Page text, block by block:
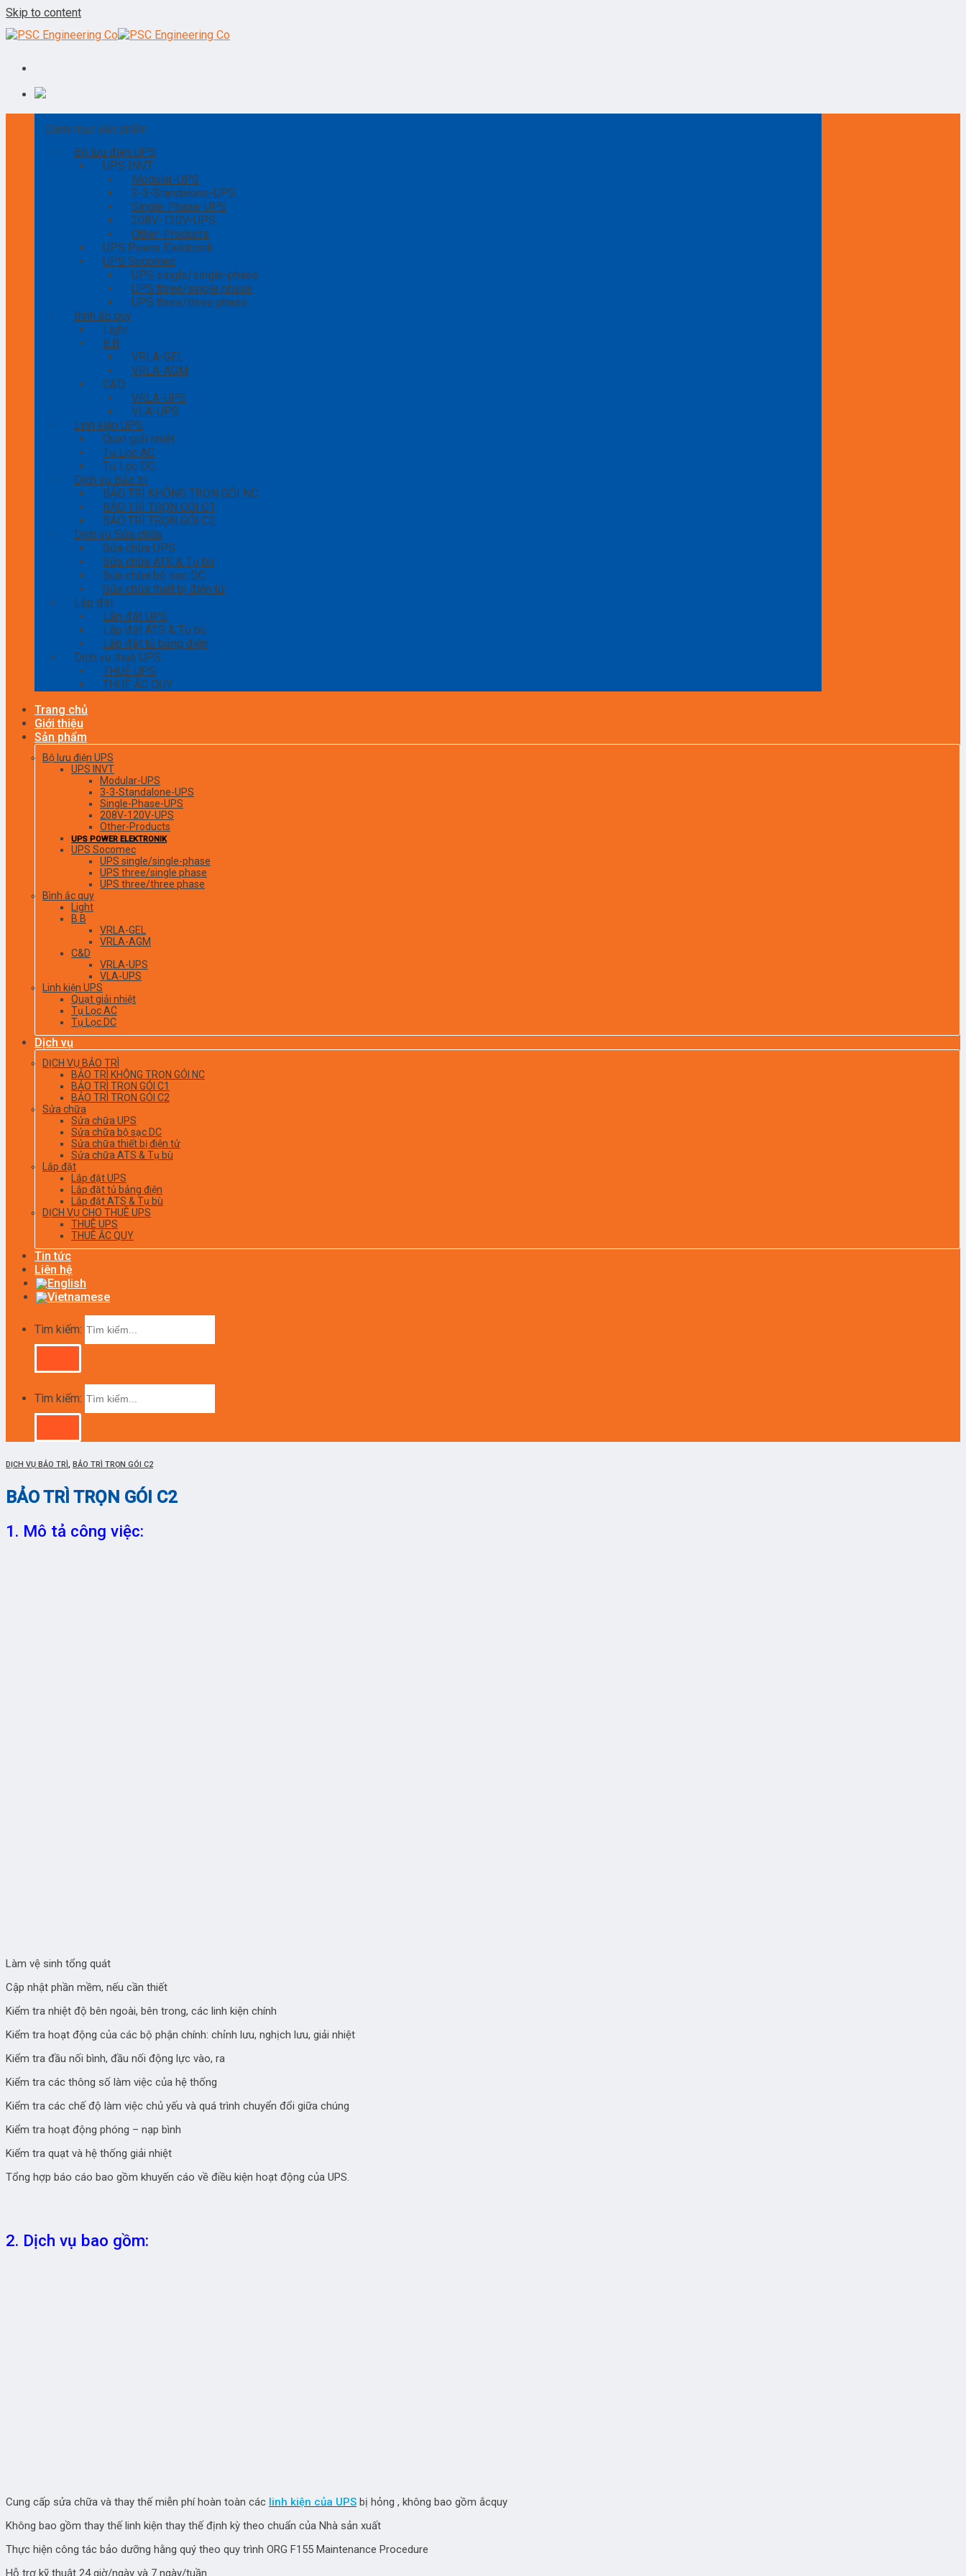
Skip to content
Danh mục sản phẩm
Bộ lưu điện UPS
UPS INVT
Modular-UPS
3-3-Standalone-UPS
Single-Phase-UPS
208V-120V-UPS
Other-Products
UPS Power Elektronik
UPS Socomec
UPS single/single-phase
UPS three/single phase
UPS three/three phase
Bình ắc quy
Light
B.B
VRLA-GEL
VRLA-AGM
C&D
VRLA-UPS
VLA-UPS
Linh kiện UPS
Quạt giải nhiệt
Tụ Lọc AC
Tụ Lọc DC
Dịch vụ Bảo trì
BẢO TRÌ KHÔNG TRỌN GÓI NC
BẢO TRÌ TRỌN GÓI C1
BẢO TRÌ TRỌN GÓI C2
Dịch vụ Sửa chữa
Sửa chữa UPS
Sửa chữa ATS & Tụ bù
Sửa chữa bộ sạc DC
Sửa chữa thiết bị điện tử
Lắp đặt
Lắp đặt UPS
Lắp đặt ATS & Tụ bù
Lắp đặt tủ bảng điện
Dịch vụ thuê UPS
THUÊ UPS
THUÊ ẮC QUY
Trang chủ
Giới thiệu
Sản phẩm
Bộ lưu điện UPS
UPS INVT
Modular-UPS
3-3-Standalone-UPS
Single-Phase-UPS
208V-120V-UPS
Other-Products
UPS POWER ELEKTRONIK
UPS Socomec
UPS single/single-phase
UPS three/single phase
UPS three/three phase
Bình ắc quy
Light
B.B
VRLA-GEL
VRLA-AGM
C&D
VRLA-UPS
VLA-UPS
Linh kiện UPS
Quạt giải nhiệt
Tụ Lọc AC
Tụ Lọc DC
Dịch vụ
DỊCH VỤ BẢO TRÌ
BẢO TRÌ KHÔNG TRỌN GÓI NC
BẢO TRÌ TRỌN GÓI C1
BẢO TRÌ TRỌN GÓI C2
Sửa chữa
Sửa chữa UPS
Sửa chữa bộ sạc DC
Sửa chữa thiết bị điện tử
Sửa chữa ATS & Tụ bù
Lắp đặt
Lắp đặt UPS
Lắp đặt tủ bảng điện
Lắp đặt ATS & Tụ bù
DỊCH VỤ CHO THUÊ UPS
THUÊ UPS
THUÊ ẮC QUY
Tin tức
Liên hệ
Tìm kiếm:
Tìm kiếm:
DỊCH VỤ BẢO TRÌ, BẢO TRÌ TRỌN GÓI C2
BẢO TRÌ TRỌN GÓI C2
1. Mô tả công việc:
Làm vệ sinh tổng quát
Cập nhật phần mềm, nếu cần thiết
Kiểm tra nhiệt độ bên ngoài, bên trong, các linh kiện chính
Kiểm tra hoạt động của các bộ phận chính: chỉnh lưu, nghịch lưu, giải nhiệt
Kiểm tra đầu nối bình, đầu nối động lực vào, ra
Kiểm tra các thông số làm việc của hệ thống
Kiểm tra các chế độ làm việc chủ yếu và quá trình chuyển đổi giữa chúng
Kiểm tra hoạt động phóng – nạp bình
Kiểm tra quạt và hệ thống giải nhiệt
Tổng hợp báo cáo bao gồm khuyến cáo về điều kiện hoạt động của UPS.
2. Dịch vụ bao gồm:
Cung cấp sửa chữa và thay thế miễn phí hoàn toàn các linh kiện của UPS bị hỏng , không bao gồm ắcquy
Không bao gồm thay thế linh kiện thay thế định kỳ theo chuẩn của Nhà sản xuất
Thực hiện công tác bảo dưỡng hằng quý theo quy trình ORG F155 Maintenance Procedure
Hỗ trợ kỹ thuật 24 giờ/ngày và 7 ngày/tuần